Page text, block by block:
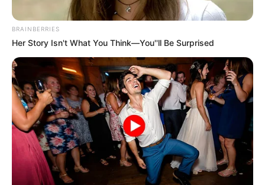
BRAINBERRIES
Her Story Isn't What You Think—You''ll Be Surprised